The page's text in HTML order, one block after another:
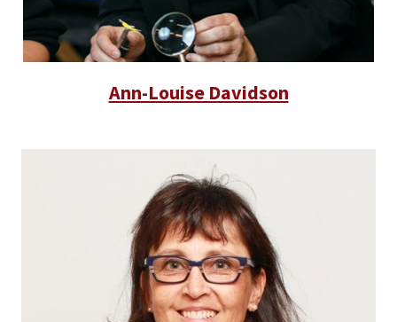
Ann-Louise Davidson